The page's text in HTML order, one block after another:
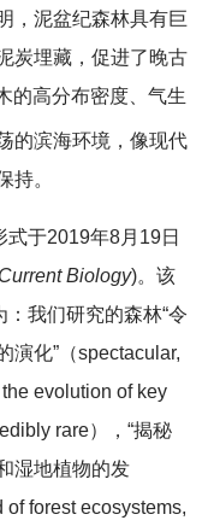
，泥盆纪森林具有巨
炭埋藏，促进了晚古
的高分布密度、气生
的滨海环境，像现代
持。
于2019年8月19日
Current Biology)。该
我们研究的森林“令
演化”（spectacular,
evolution of key
rare），“揭秘
湿地植物的发
forest ecosystems,